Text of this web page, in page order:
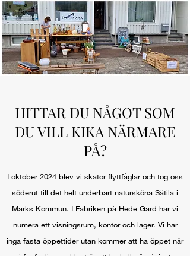
HITTAR DU NÅGOT SOM
DU VILL KIKA NÄRMARE
PÅ?
I oktober 2024 blev vi skator flyttfåglar och tog oss
söderut till det helt underbart natursköna Sätila i
Marks Kommun. I Fabriken på Hede Gård har vi
numera ett visningsrum, kontor och lager. Vi har
inga fasta öppettider utan kommer att ha öppet när